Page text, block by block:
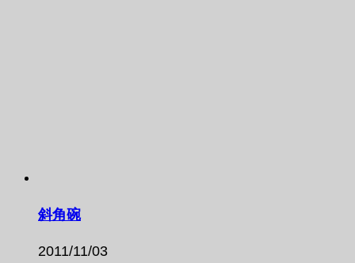
斜角碗
2011/11/03